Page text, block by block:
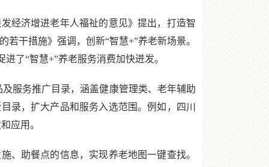
经济增进老年人福祉的意见》提出，打造智
干措施》强调，创新“智慧+”养老新场景。
了“智慧+”养老服务消费加快迸发。
服务推广目录，涵盖健康管理类、老年辅助
录，扩大产品和服务入选范围。例如，四川
应用。
助餐点的信息，实现养老地图一键查找。